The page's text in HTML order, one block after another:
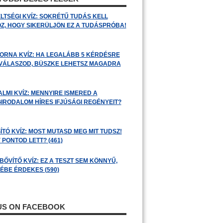
KVÍZ: SOKRÉTŰ TUDÁS KELL
HOGY SIKERÜLJÖN EZ A TUDÁSPRÓBA!
KVÍZ: HA LEGALÁBB 5 KÉRDÉSRE
BÜSZKE LEHETSZ MAGADRA
KVÍZ: MENNYIRE ISMERED A
HÍRES IFJÚSÁGI REGÉNYEIT?
KVÍZ: MOST MUTASD MEG MIT TUDSZ!
PONTOD LETT? (461)
KVÍZ: EZ A TESZT SEM KÖNNYŰ,
ÉRDEKES (590)
ON FACEBOOK